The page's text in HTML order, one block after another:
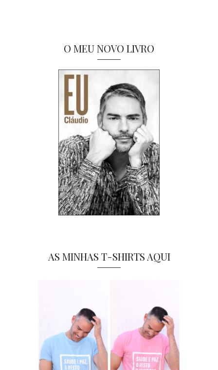
O MEU NOVO LIVRO
AS MINHAS T-SHIRTS AQUI